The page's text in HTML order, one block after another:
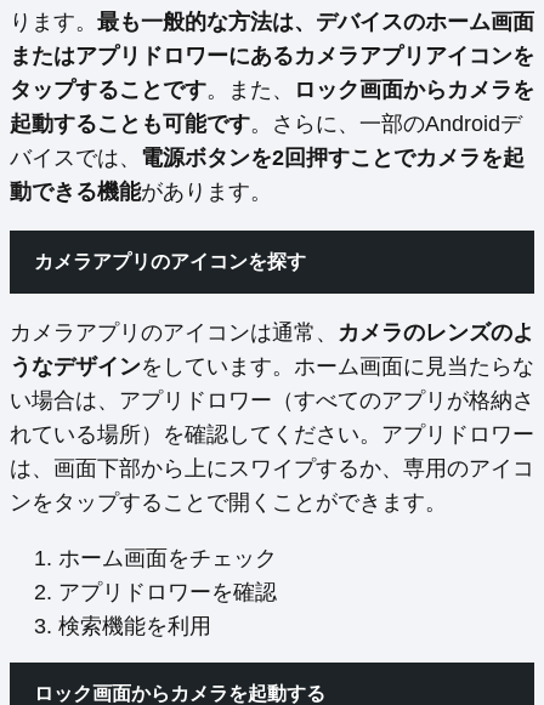
ります。 最も一般的な方法は、デバイスのホーム画面
またはアプリドロワーにあるカメラアプリアイコンを
タップすることです。また、
ロック画面からカメラを
起動することも可能です。さらに、一部のAndroidデ
バイスでは、 電源ボタンを2回押すことでカメラを起
動できる機能があります。
カメラアプリのアイコンを探す
カメラアプリのアイコンは通常、 カメラのレンズのよ
うなデザインをしています。ホーム画面に見当たらな
い場合は、アプリドロワー（すべてのアプリが格納さ
れている場所）を確認してください。アプリドロワー
は、画面下部から上にスワイプするか、専用のアイコ
ンをタップすることで開くことができます。
ホーム画面をチェック
アプリドロワーを確認
検索機能を利用
ロック画面からカメラを起動する